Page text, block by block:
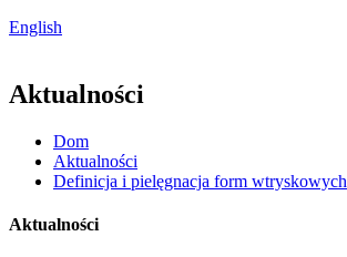
English
Aktualności
Dom
Aktualności
Definicja i pielęgnacja form wtryskowych
Aktualności